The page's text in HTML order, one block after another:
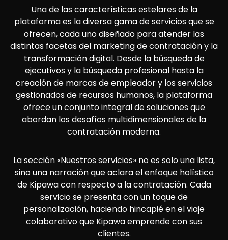
Una de las características estelares de la
plataforma es la diversa gama de servicios que se
ofrecen, cada uno diseñado para atender las
distintas facetas del marketing de contratación y la
transformación digital. Desde la búsqueda de
ejecutivos y la búsqueda profesional hasta la
creación de marcas de empleador y los servicios
gestionados de recursos humanos, la plataforma
ofrece un conjunto integral de soluciones que
abordan los desafíos multidimensionales de la
contratación moderna.
La sección «Nuestros servicios» no es solo una lista,
sino una narración que aclara el enfoque holístico
de Kipawa con respecto a la contratación. Cada
servicio se presenta con un toque de
personalización, haciendo hincapié en el viaje
colaborativo que Kipawa emprende con sus
clientes.